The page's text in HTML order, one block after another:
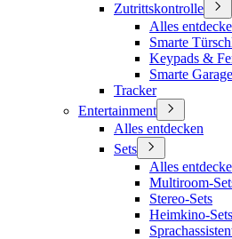
Zutrittskontrolle
Alles
Smarte
Keypads &
Smarte
Tracker
Entertainment
Alles entdecken
Sets
Alles
Multiroom-
Stereo-Sets
Heimkino-Sets